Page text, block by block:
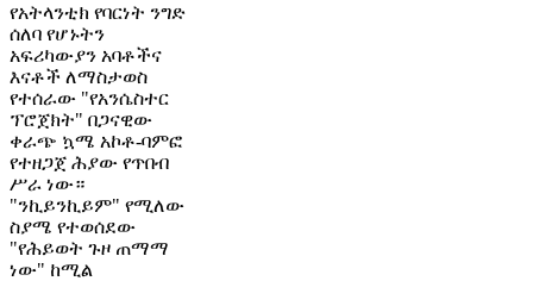
የአትላንቲክ የባርነት ንግድ
ሰለባ የሆኑትን
አፍሪካውያን አባቶችና
እናቶች ለማስታወስ
የተሰራው "የአንሴስተር
ፕሮጀክት" በጋናዊው
ቀራጭ ኳሜ አኮቶ-ባምፎ
የተዘጋጀ ሕያው የጥበብ
ሥራ ነው።
"ንኪይንኪይም" የሚለው
ስያሜ የተወሰደው
"የሕይወት ጉዞ ጠማማ
ነው" ከሚል